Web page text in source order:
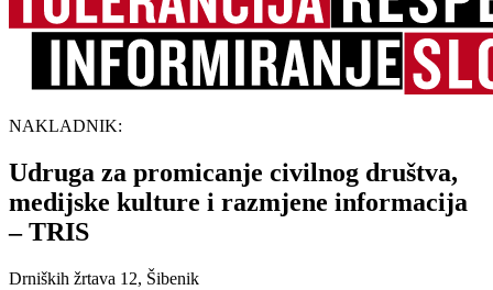
NAKLADNIK:
Udruga za promicanje civilnog društva,
medijske kulture i razmjene informacija
– TRIS
Drniških žrtava 12, Šibenik